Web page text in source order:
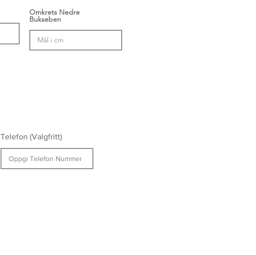
Omkrets Nedre
Bukseben
Telefon (Valgfritt)